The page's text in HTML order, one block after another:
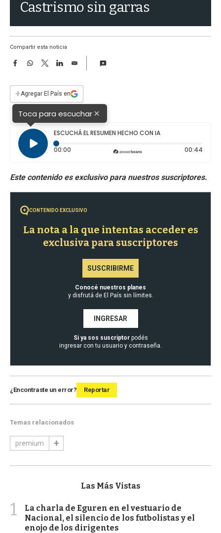
Castrismo sin garras
Compartir esta noticia
F
e
b
o
o
W
s
p
p
T
w
t
r
L
I
n
E
i
l
+Agregar El País en
Toca para escuchar×
ESCUCHÁ EL RESUMEN HECHO CON IA
00:00 Tiempo transcurrido: 0 segundos 00:44
CONTENIDO EXCLUSIVO
La nota a la que intentas acceder es
exclusiva para suscriptores
SUSCRIBIRME
Conocé nuestros planes
y disfrutá de El País sin límites.
INGRESAR
Si ya sos suscriptorpodés
ingresar con tu usuario y contraseña.
¿Encontraste un error? Reportar
Temas relacionados
premium
Las Más Vistas
1
La charla de Eguren en el vestuario de
Nacional, el silencio de los futbolistas y el
enojo de los dirigentes